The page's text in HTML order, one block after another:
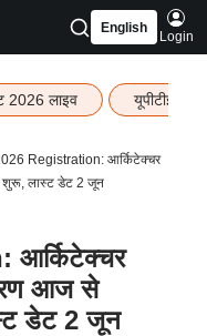
English
Login
2026 लाइव यूपीटीईटी
Registration: आर्किटेक्चर
शुरू, लास्ट डेट 2 जून
आज से
डेट 2 जून